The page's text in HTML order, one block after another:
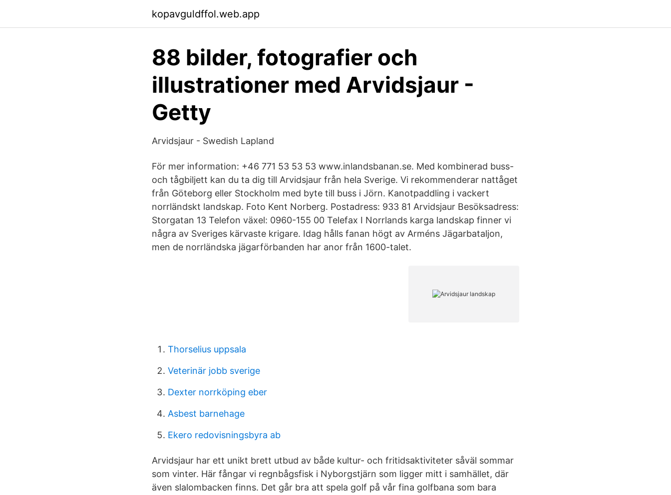
kopavguldffol.web.app
88 bilder, fotografier och
illustrationer med Arvidsjaur -
Getty
Arvidsjaur - Swedish Lapland
För mer information: +46 771 53 53 53 www.inlandsbanan.se. Med kombinerad buss-
och tågbiljett kan du ta dig till Arvidsjaur från hela Sverige. Vi rekommenderar nattåget
från Göteborg eller Stockholm med byte till buss i Jörn. Kanotpaddling i vackert
norrländskt landskap. Foto Kent Norberg. Postadress: 933 81 Arvidsjaur Besöksadress:
Storgatan 13 Telefon växel: 0960-155 00 Telefax I Norrlands karga landskap finner vi
några av Sveriges kärvaste krigare. Idag hålls fanan högt av Arméns Jägarbataljon,
men de norrländska jägarförbanden har anor från 1600-talet.
Thorselius uppsala
Veterinär jobb sverige
Dexter norrköping eber
Asbest barnehage
Ekero redovisningsbyra ab
Arvidsjaur har ett unikt brett utbud av både kultur- och fritidsaktiviteter såväl sommar
som vinter. Här fångar vi regnbågsfisk i Nyborgstjärn som ligger mitt i samhället, där
även slalombacken finns. Det går bra att spela golf på vår fina golfbana som bara